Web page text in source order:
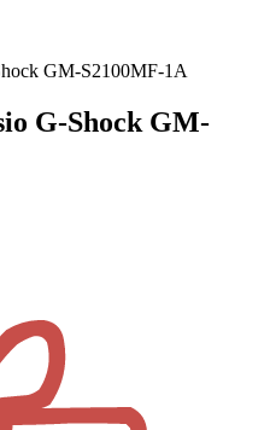
GM-S2100MF-1A
G-Shock GM-